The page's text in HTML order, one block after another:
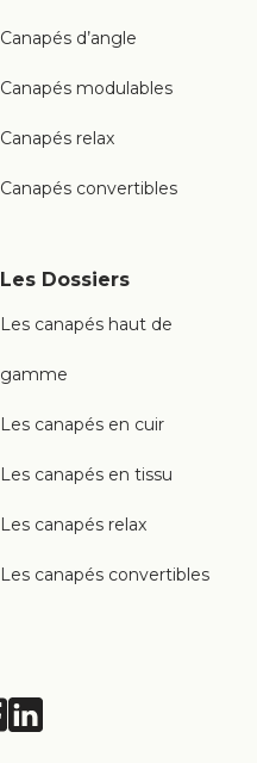
Canapés d’angle
Canapés modulables
Canapés relax
Canapés convertibles
Les Dossiers
Les canapés haut de
gamme
Les canapés en cuir
Les canapés en tissu
Les canapés relax
Les canapés convertibles